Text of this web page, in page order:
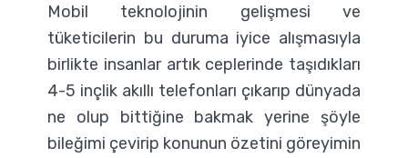
Mobil teknolojinin gelişmesi ve
tüketicilerin bu duruma iyice alışmasıyla
birlikte insanlar artık ceplerinde taşıdıkları
4-5 inçlik akıllı telefonları çıkarıp dünyada
ne olup bittiğine bakmak yerine şöyle
bileğimi çevirip konunun özetini göreyimin